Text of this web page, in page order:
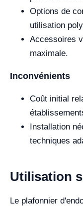
Options de
utilisation
Accessoires
maximale.
Inconvénients
Coût initial
Installation
techniques
Utilisation
Le plafonnier